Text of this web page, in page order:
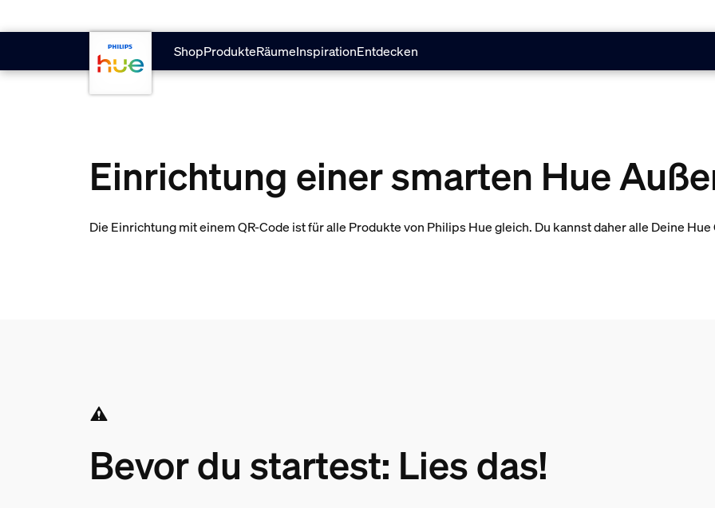
ShopProdukteRäumeInspirationEntdecken
Einrichtung einer smarten Hue
Die Einrichtung mit einem QR-Code ist für alle Produkte von Philips Hue gleich. Du kannst daher alle Deine
Bevor du startest: Lies das!